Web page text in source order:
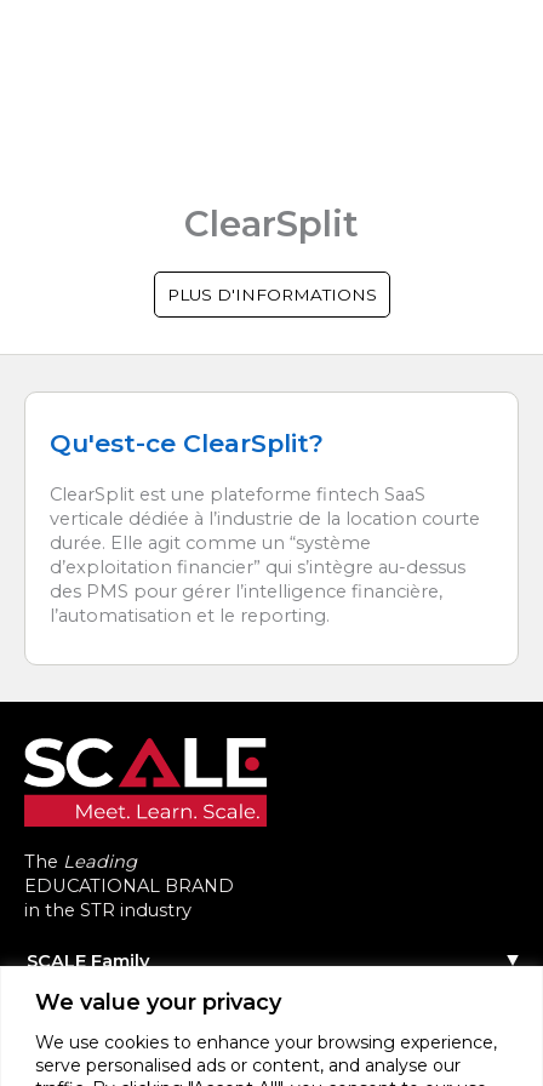
We value your privacy
We use cookies to enhance your browsing experience,
serve personalised ads or content, and analyse our
ClearSplit
PLUS D'INFORMATIONS
Qu'est-ce ClearSplit?
ClearSplit est une plateforme fintech SaaS
verticale dédiée à l’industrie de la location courte
durée. Elle agit comme un “système
d’exploitation financier” qui s’intègre au-dessus
des PMS pour gérer l’intelligence financière,
l’automatisation et le reporting.
The Leading
EDUCATIONAL BRAND
in the STR industry
SCALE Family
Notre histoire
L’équipe
Contactez-nous
Tous nos événements
Agenda des événements
Événements précédents
Devenez Intervenant
Communauté
A propos de la Communauté
Scale Connect